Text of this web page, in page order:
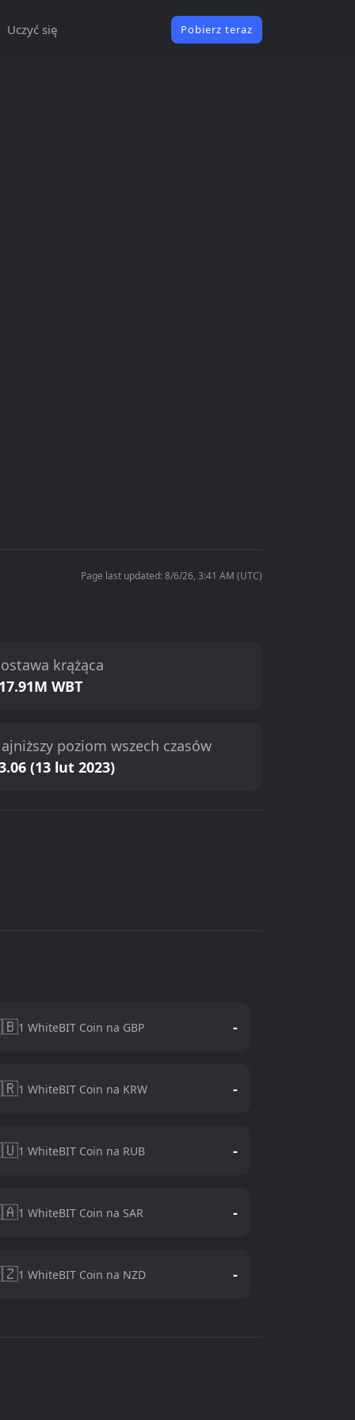
Uczyć się Pobierz teraz
Page last updated: 8/6/26, 3:41 AM (UTC)
krążąca
WBT
poziom wszech czasów
(13 lut 2023)
1 WhiteBIT Coin na GBP -
1 WhiteBIT Coin na KRW -
1 WhiteBIT Coin na RUB -
1 WhiteBIT Coin na SAR -
1 WhiteBIT Coin na NZD -